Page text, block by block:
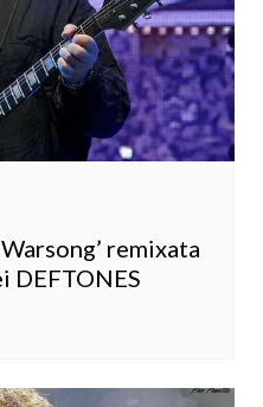
remixata
DEFTONES